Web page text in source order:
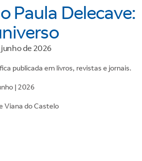
Paula Delecave:
junho de 2026
publicada em livros, revistas e jornais.
| 2026
Viana do Castelo